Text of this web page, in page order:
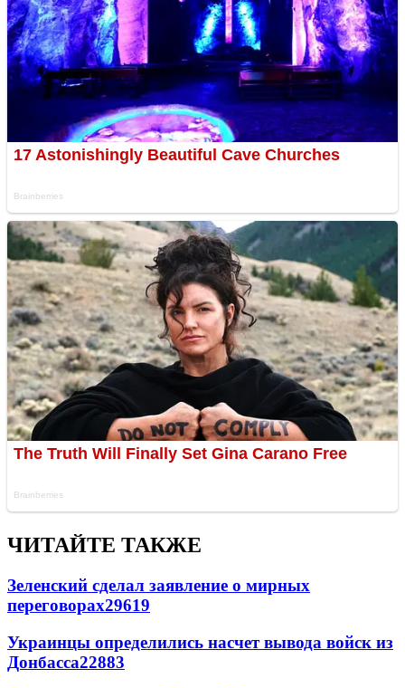
ЧИТАЙТЕ ТАКЖЕ
Зеленский сделал заявление о мирных
переговорах29619
Украинцы определились насчет вывода войск из
Донбасса22883